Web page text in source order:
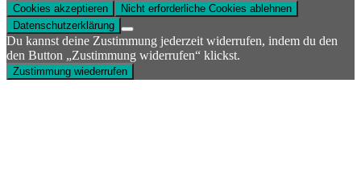
Cookies akzeptieren
Nicht erforderliche Cookies ablehnen
Datenschutzerklärung
Du kannst deine Zustimmung jederzeit widerrufen, indem du den
den Button „Zustimmung widerrufen“ klickst.
Zustimmung wiederrufen